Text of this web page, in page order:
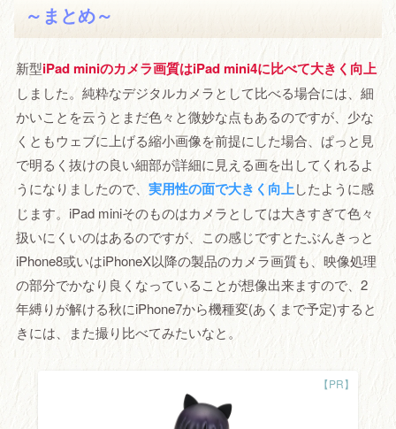
～まとめ～
新型iPad miniのカメラ画質はiPad mini4に比べて大きく向上
しました。純粋なデジタルカメラとして比べる場合には、細
かいことを云うとまだ色々と微妙な点もあるのですが、少な
くともウェブに上げる縮小画像を前提にした場合、ぱっと見
で明るく抜けの良い細部が詳細に見える画を出してくれるよ
うになりましたので、 実用性の面で大きく向上したように感
じます。iPad miniそのものはカメラとしては大きすぎて色々
扱いにくいのはあるのですが、この感じですとたぶんきっと
iPhone8或いはiPhoneX以降の製品のカメラ画質も、映像処理
の部分でかなり良くなっていることが想像出来ますので、2
年縛りが解ける秋にiPhone7から機種変(あくまで予定)すると
きには、また撮り比べてみたいなと。